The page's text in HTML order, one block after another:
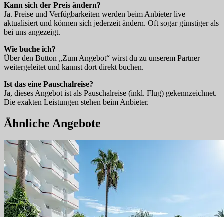
Kann sich der Preis ändern?
Ja. Preise und Verfügbarkeiten werden beim Anbieter live
aktualisiert und können sich jederzeit ändern. Oft sogar günstiger als
bei uns angezeigt.
Wie buche ich?
Über den Button „Zum Angebot“ wirst du zu unserem Partner
weitergeleitet und kannst dort direkt buchen.
Ist das eine Pauschalreise?
Ja, dieses Angebot ist als Pauschalreise (inkl. Flug) gekennzeichnet.
Die exakten Leistungen stehen beim Anbieter.
Ähnliche Angebote